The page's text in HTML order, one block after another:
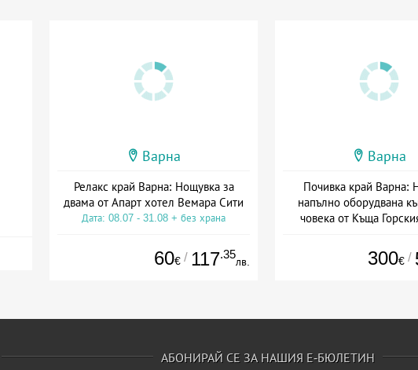
Варна
Релакс край Варна: Нощувка за
двама от Апарт хотел Вемара Сити
Дата: 08.07 - 31.08 + без храна
60€ / 117.35
лв.
Варна
Почивка край Варна:
напълно оборудвана
човека от Къща
300€ /
АБОНИРАЙ СЕ ЗА НАШИЯ Е-БЮЛЕТИН